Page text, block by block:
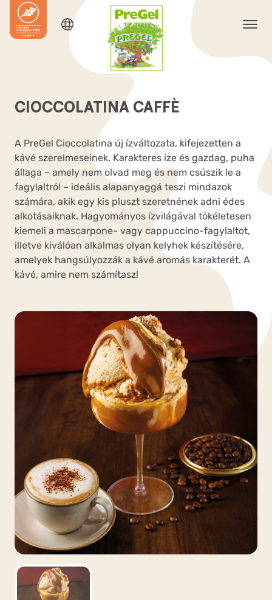
CIOCCOLATINA CAFFÈ
A PreGel Cioccolatina új ízváltozata, kifejezetten a
kávé szerelmeseinek. Karakteres íze és gazdag, puha
állaga – amely nem olvad meg és nem csúszik le a
fagylaltról – ideális alapanyaggá teszi mindazok
számára, akik egy kis pluszt szeretnének adni édes
alkotásaiknak. Hagyományos ízvilágával tökéletesen
kiemeli a mascarpone- vagy cappuccino-fagylaltot,
illetve kiválóan alkalmas olyan kelyhek készítésére,
amelyek hangsúlyozzák a kávé aromás karakterét. A
kávé, amire nem számítasz!